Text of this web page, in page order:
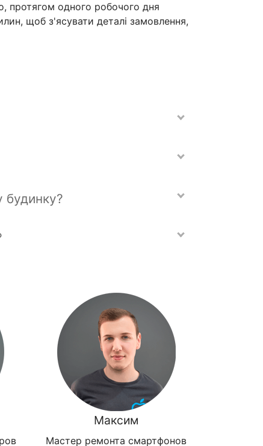
протягом одного робочого дня
щоб з'ясувати деталі замовлення,
будинку?
Максим
Мастер ремонта смартфонов